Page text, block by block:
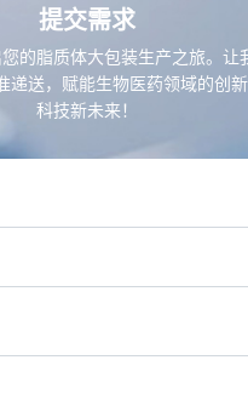
提交需求
的脂质体大包装生产之旅。让
递送，赋能生物医药领域的创
科技新未来！